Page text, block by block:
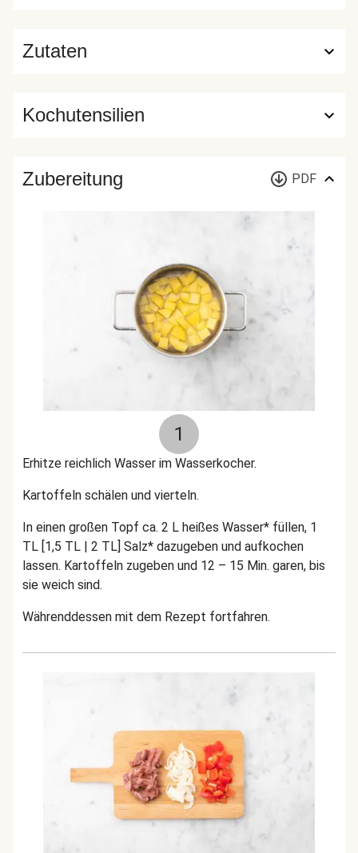
Zutaten
Kochutensilien
Zubereitung PDF
1
Erhitze reichlich Wasser im Wasserkocher.
Kartoffeln schälen und vierteln.
In einen großen Topf ca. 2 L heißes Wasser* füllen, 1
TL [1,5 TL | 2 TL] Salz* dazugeben und aufkochen
lassen. Kartoffeln zugeben und 12 – 15 Min. garen, bis
sie weich sind.
Währenddessen mit dem Rezept fortfahren.